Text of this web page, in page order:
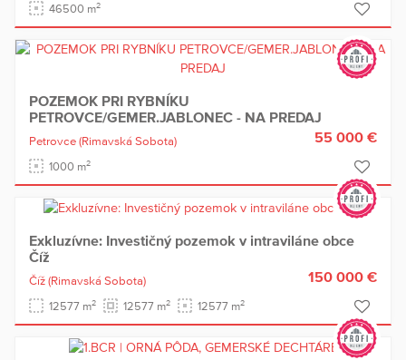
46500 m2
POZEMOK PRI RYBNÍKU
PETROVCE/GEMER.JABLONEC - NA PREDAJ
Petrovce (Rimavská Sobota)
1000 m2
55 000 €
Exkluzívne: Investičný pozemok v intraviláne obce
Číž
Číž (Rimavská Sobota)
12577 m2 12577 m2 12577 m2
150 000 €